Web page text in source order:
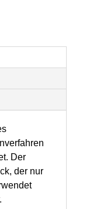
Der
der nur